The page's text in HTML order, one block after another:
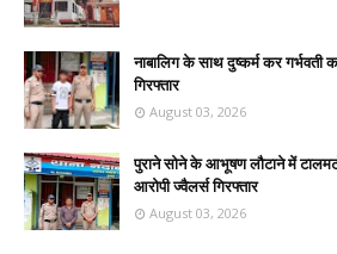
नाबालिग के साथ दुष्कर्म कर
गिरफ्तार
August 03, 2026
पुराने सोने के आभूषण लौटाने में
आरोपी ज्वैलर्स गिरफ्तार
August 03, 2026